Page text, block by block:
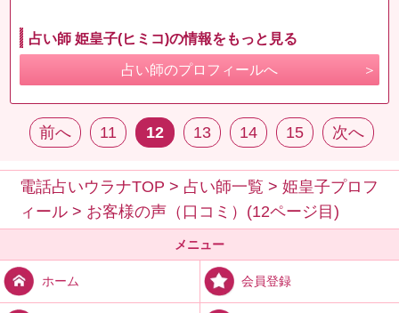
占い師 姫皇子(ヒミコ)の情報をもっと見る
占い師のプロフィールへ
前へ 11 12 13 14 15 次へ
電話占いウラナTOP > 占い師一覧 >姫皇子プロフ
ィール > お客様の声（口コミ）(12ページ目)
メニュー
ホーム 会員登録